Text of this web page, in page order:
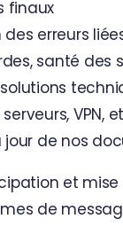
finaux
des erreurs
santé des
VPN,
jour de nos
et
de